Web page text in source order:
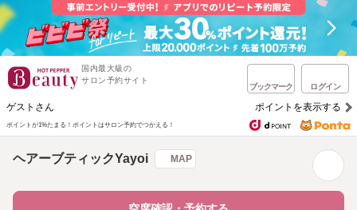
国内最大級の
サロン予約サイト
ブックマーク ログイン
ゲストさん ポイントを表示する
ポイントが1%たまる！ ポイントはサロン予約でつかえる！
ヘアーブティックYayoi MAP